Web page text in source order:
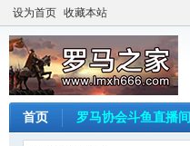
设为首页 收藏本站
首页 罗马协会斗鱼直播间